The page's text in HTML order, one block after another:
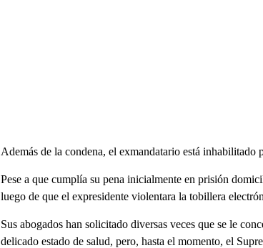
Además de la condena, el exmandatario está inhabilitado
Pese a que cumplía su pena inicialmente en prisión
luego de que el expresidente violentara la tobillera
Sus abogados han solicitado diversas veces que se le
delicado estado de salud, pero, hasta el momento, el